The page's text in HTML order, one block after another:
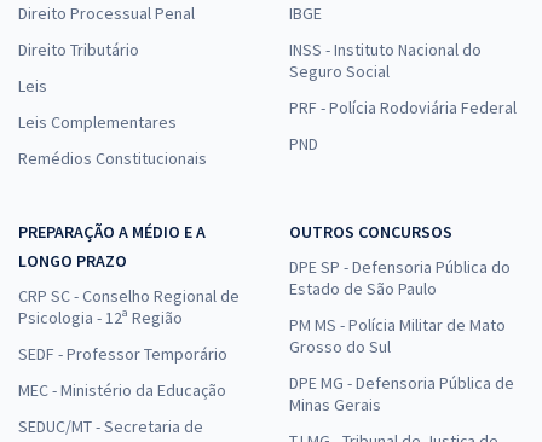
Direito Processual Penal
Direito Tributário
Leis
Leis Complementares
Remédios Constitucionais
IBGE
INSS - Instituto Nacional do
Seguro Social
PRF - Polícia Rodoviária Federal
PND
PREPARAÇÃO A MÉDIO E A
LONGO PRAZO
CRP SC - Conselho Regional de
Psicologia - 12ª Região
SEDF - Professor Temporário
MEC - Ministério da Educação
SEDUC/MT - Secretaria de
OUTROS CONCURSOS
DPE SP - Defensoria Pública do
Estado de São Paulo
PM MS - Polícia Militar de Mato
Grosso do Sul
DPE MG - Defensoria Pública de
Minas Gerais